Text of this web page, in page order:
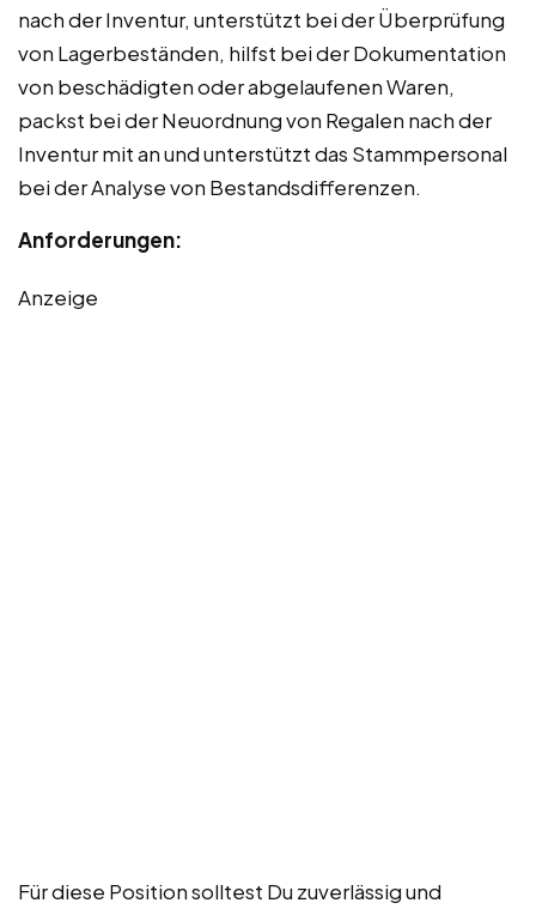
nach der Inventur, unterstützt bei der Überprüfung
von Lagerbeständen, hilfst bei der Dokumentation
von beschädigten oder abgelaufenen Waren,
packst bei der Neuordnung von Regalen nach der
Inventur mit an und unterstützt das Stammpersonal
bei der Analyse von Bestandsdifferenzen.
Anforderungen:
Anzeige
Für diese Position solltest Du zuverlässig und